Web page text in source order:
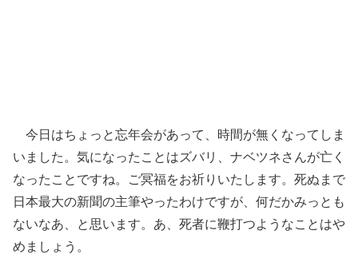
今日はちょっと忘年会があって、時間が無くなってしま
いました。気になったことはズバリ、ナベツネさんが亡く
なったことですね。ご冥福をお祈りいたします。死ぬまで
日本最大の新聞の主筆やったわけですが、何だかみっとも
ないなあ、と思います。あ、死者に鞭打つようなことはや
めましょう。